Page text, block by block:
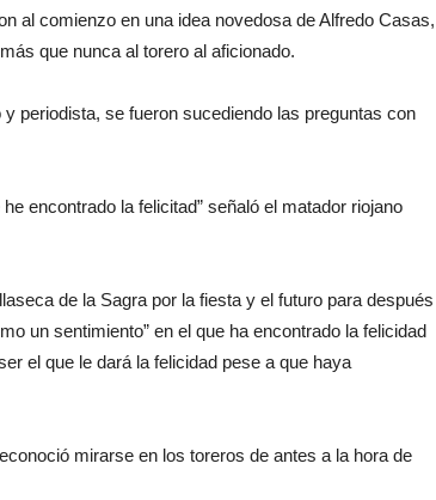
al comienzo en una idea novedosa de Alfredo Casas,
que nunca al torero al aficionado.
periodista, se fueron sucediendo las preguntas con
encontrado la felicitad” señaló el matador riojano
de la Sagra por la fiesta y el futuro para después
un sentimiento” en el que ha encontrado la felicidad
el que le dará la felicidad pese a que haya
mirarse en los toreros de antes a la hora de